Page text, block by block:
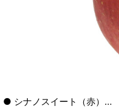
● シナノスイート（赤）…